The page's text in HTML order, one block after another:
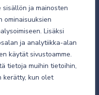
sisällön ja mainosten
ominaisuuksien
Lisäksi
ja analytiikka-alan
käytät sivustoamme.
tietoja muihin tietoihin,
kerätty, kun olet